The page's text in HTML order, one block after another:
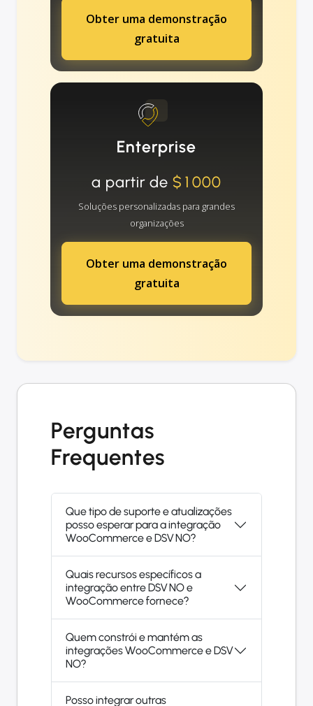
Obter uma demonstração
gratuita
Enterprise
a partir de $1000
Soluções personalizadas para grandes
organizações
Obter uma demonstração
gratuita
Perguntas
Frequentes
Que tipo de suporte e atualizações
posso esperar para a integração
WooCommerce e DSV NO?
Quais recursos específicos a
integração entre DSV NO e
WooCommerce fornece?
Quem constrói e mantém as
integrações WooCommerce e DSV
NO?
Posso integrar outras